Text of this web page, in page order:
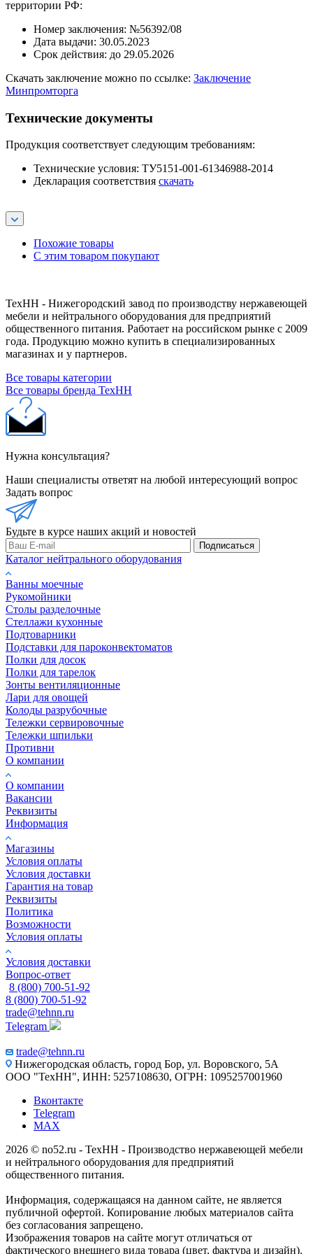
территории РФ:
Номер заключения: №56392/08
Дата выдачи: 30.05.2023
Срок действия: до 29.05.2026
Скачать заключение можно по ссылке: Заключение
Минпромторга
Технические документы
Продукция соответствует следующим требованиям:
Технические условия: ТУ5151-001-61346988-2014
Декларация соответствия скачать
Похожие товары
С этим товаром покупают
ТехНН - Нижегородский завод по производству нержавеющей
мебели и нейтрального оборудования для предприятий
общественного питания. Работает на российском рынке с 2009
года. Продукцию можно купить в специализированных
магазинах и у партнеров.
Все товары категории
Все товары бренда ТехНН
Нужна консультация?
Наши специалисты ответят на любой интересующий вопрос
Задать вопрос
Будьте в курсе наших акций и новостей
Подписаться
Каталог нейтрального оборудования
Ванны моечные
Рукомойники
Столы разделочные
Стеллажи кухонные
Подтоварники
Подставки для пароконвектоматов
Полки для досок
Полки для тарелок
Зонты вентиляционные
Лари для овощей
Колоды разрубочные
Тележки сервировочные
Тележки шпильки
Противни
О компании
О компании
Вакансии
Реквизиты
Информация
Магазины
Условия оплаты
Условия доставки
Гарантия на товар
Реквизиты
Политика
Возможности
Условия оплаты
Условия доставки
Вопрос-ответ
8 (800) 700-51-92
8 (800) 700-51-92
trade@tehnn.ru
Telegram
trade@tehnn.ru
Нижегородская область, город Бор, ул. Воровского, 5А
ООО "ТехНН", ИНН: 5257108630, ОГРН: 1095257001960
Вконтакте
Telegram
MAX
2026 © no52.ru - ТехНН - Производство нержавеющей мебели
и нейтрального оборудования для предприятий
общественного питания.
Информация, содержащаяся на данном сайте, не является
публичной офертой. Копирование любых материалов сайта
без согласования запрещено.
Изображения товаров на сайте могут отличаться от
фактического внешнего вида товара (цвет, фактура и дизайн).